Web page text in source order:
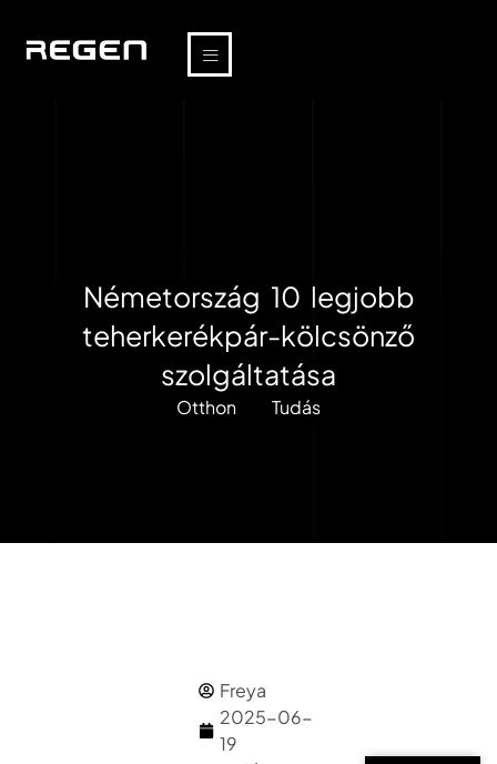
Németország 10 legjobb
teherkerékpár-kölcsönző
szolgáltatása
Otthon Tudás
Freya
2025-06-
19